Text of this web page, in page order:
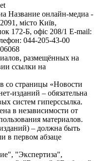
Название онлайн-медиа -
місто Київ,
Б, офіс 208/1 E-mail:
044-205-43-00
размещённых на
ссылки на
со страницы «Новости
изданий – обязательна
систем гиперссылка.
в независимости от
материалов.
– должна быть
в первом абзаце
"Экспертиза",